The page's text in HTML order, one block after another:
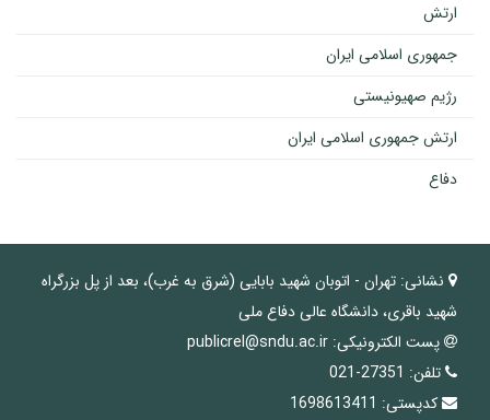
ارتش
جمهوری اسلامی ایران
رژیم صهیونیستی
ارتش جمهوری اسلامی ایران
دفاع
نشانی: تهران - اتوبان شهید بابایی (شرق به غرب)، بعد از پل بزرگراه
شهید باقری، دانشگاه عالی دفاع ملی
پست الکترونیکی: publicrel@sndu.ac.ir
تلفن: 27351-021
کدپستی: 1698613411